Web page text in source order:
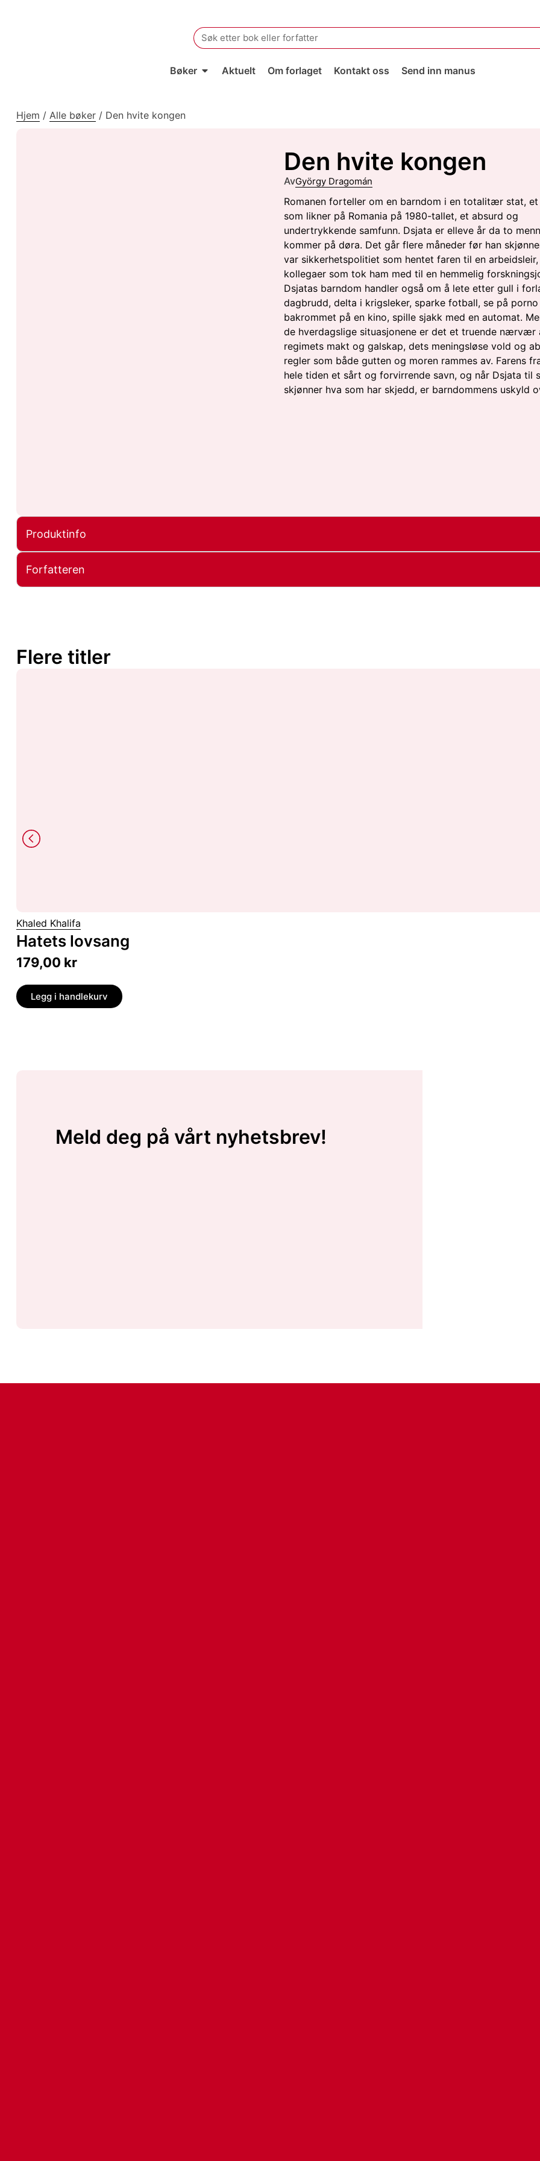
Search
for:
Bøker Aktuelt Om forlaget Kontakt oss Send inn manus
Hjem / Alle bøker / Den hvite kongen
Den hvite kongen
AvGyörgy Dragomán
Romanen forteller om en barndom i en totalitær stat, et
som likner på Romania på 1980-tallet, et absurd og
undertrykkende samfunn. Dsjata er elleve år da to menn
kommer på døra. Det går flere måneder før han
var sikkerhetspolitiet som hentet faren til en
kollegaer som tok ham med til en hemmelig
Dsjatas barndom handler også om å lete etter gull i
dagbrudd, delta i krigsleker, sparke fotball, se på porno
bakrommet på en kino, spille sjakk med en automat.
de hverdagslige situasjonene er det et truende nærvær
regimets makt og galskap, dets meningsløse vold og
regler som både gutten og moren rammes av. Farens
hele tiden et sårt og forvirrende savn, og når Dsjata til
skjønner hva som har skjedd, er barndommens uskyld
Produktinfo
Forfatteren
Flere titler
Khaled Khalifa
Hatets lovsang
179,00 kr
Legg i handlekurv
Meld deg på vårt nyhetsbrev!